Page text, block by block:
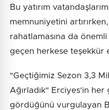
Bu yatırım
memnuniyetini
rahatlamasına da
geçen herkese teşekkür
"Geçtiğimiz Sezon 3,3
Ağırladık" Erciyes'in
gördüğünü vurgulayan